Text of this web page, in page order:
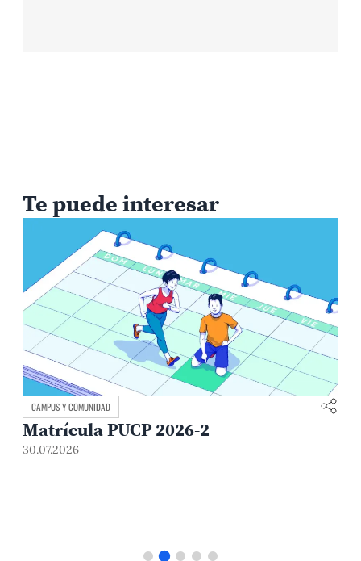
Te puede interesar
CAMPUS Y COMUNIDAD
Matrícula PUCP 2026-2
30.07.2026